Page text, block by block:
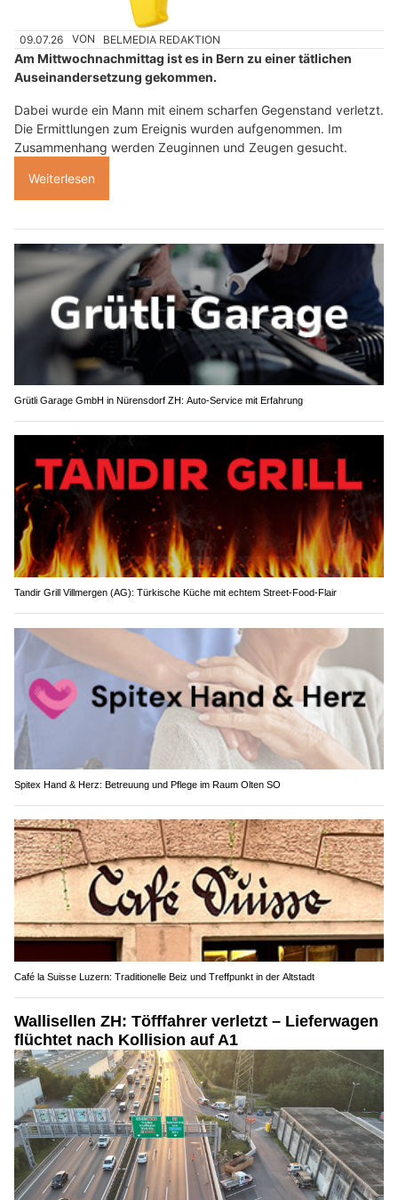
09.07.26 VON BELMEDIA REDAKTION
Am Mittwochnachmittag ist es in Bern zu einer tätlichen
Auseinandersetzung gekommen.
Dabei wurde ein Mann mit einem scharfen Gegenstand verletzt.
Die Ermittlungen zum Ereignis wurden aufgenommen. Im
Zusammenhang werden Zeuginnen und Zeugen gesucht.
Weiterlesen
Grütli Garage GmbH in Nürensdorf ZH: Auto-Service mit Erfahrung
Tandir Grill Villmergen (AG): Türkische Küche mit echtem Street-Food-Flair
Spitex Hand & Herz: Betreuung und Pflege im Raum Olten SO
Café la Suisse Luzern: Traditionelle Beiz und Treffpunkt in der Altstadt
Wallisellen ZH: Töfffahrer verletzt – Lieferwagen
flüchtet nach Kollision auf A1